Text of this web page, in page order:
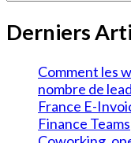
Derniers
Comment les
nombre de
France E-
Finance Teams